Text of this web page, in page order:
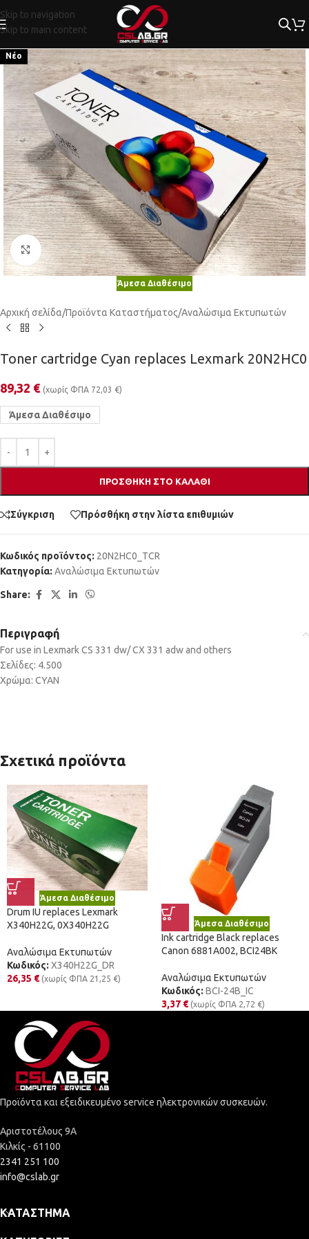
Skip to navigation
Skip to main content
Νέο
Κλικ για μεγέθυνση
Άμεσα Διαθέσιμο
Αρχική σελίδα/Προϊόντα Καταστήματος/Αναλώσιμα Εκτυπωτών
Toner cartridge Cyan replaces Lexmark 20N2HC0
89,32 € (χωρίς ΦΠΑ 72,03 €)
Άμεσα Διαθέσιμο
ΠΡΟΣΘΉΚΗ ΣΤΟ ΚΑΛΆΘΙ
Σύγκριση Πρόσθήκη στην λίστα επιθυμιών
Κωδικός προϊόντος: 20N2HC0_TCR
Κατηγορία: Αναλώσιμα Εκτυπωτών
Share:
Περιγραφή
For use in Lexmark CS 331 dw/ CX 331 adw and others
Σελίδες: 4.500
Χρώμα: CYAN
Σχετικά προϊόντα
Άμεσα Διαθέσιμο
Drum IU replaces Lexmark
X340H22G, 0X340H22G
Αναλώσιμα Εκτυπωτών
Κωδικός: X340H22G_DR
26,35 € (χωρίς ΦΠΑ 21,25 €)
Άμεσα Διαθέσιμο
Ink cartridge Black replaces
Canon 6881A002, BCI24BK
Αναλώσιμα Εκτυπωτών
Κωδικός: BCI-24B_IC
3,37 € (χωρίς ΦΠΑ 2,72 €)
Προϊόντα και εξειδικευμένο service ηλεκτρονικών συσκευών.
Αριστοτέλους 9Α
Κιλκίς - 61100
2341 251 100
info@cslab.gr
ΚΑΤΆΣΤΗΜΑ